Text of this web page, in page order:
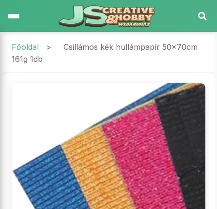
Főoldal >
Csillámos kék hullámpapír 50x70cm
161g 1db